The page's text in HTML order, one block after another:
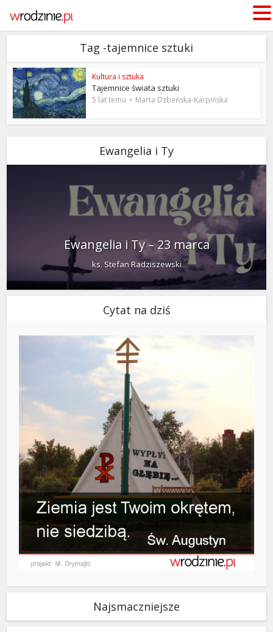
Tag -tajemnice sztuki
Kultura i sztuka
Tajemnice świata sztuki
5 lat temu Marta Dzbeńska-Karpińska
Ewangelia i Ty
Ewangelia i Ty – 23 marca
ks. Stefan Radziszewski
Cytat na dziś
Najsmaczniejsze